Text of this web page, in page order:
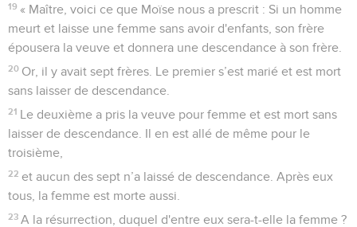
19 « Maître, voici ce que Moïse nous a prescrit : Si un homme
meurt et laisse une femme sans avoir d'enfants, son frère
épousera la veuve et donnera une descendance à son frère.
20 Or, il y avait sept frères. Le premier s’est marié et est mort
sans laisser de descendance.
21 Le deuxième a pris la veuve pour femme et est mort sans
laisser de descendance. Il en est allé de même pour le
troisième,
22 et aucun des sept n’a laissé de descendance. Après eux
tous, la femme est morte aussi.
23 A la résurrection, duquel d'entre eux sera-t-elle la femme ?